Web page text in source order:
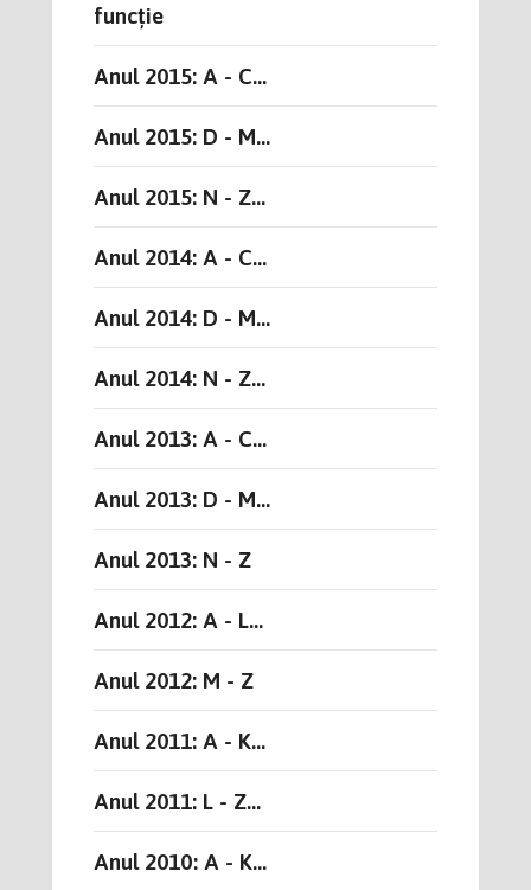
funcție
Anul 2015: A - C...
Anul 2015: D - M...
Anul 2015: N - Z...
Anul 2014: A - C...
Anul 2014: D - M...
Anul 2014: N - Z...
Anul 2013: A - C...
Anul 2013: D - M...
Anul 2013: N - Z
Anul 2012: A - L...
Anul 2012: M - Z
Anul 2011: A - K...
Anul 2011: L - Z...
Anul 2010: A - K...